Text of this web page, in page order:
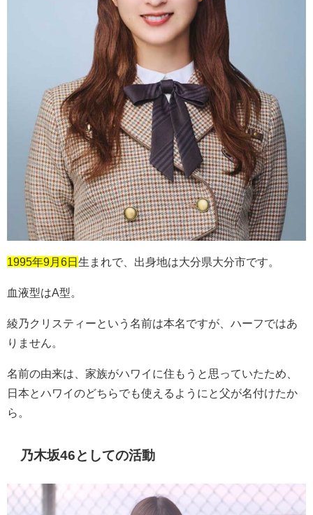
1995年9月6日 生まれで、出身地は大分県大分市です。
血液型はA型。
綾乃クリスティーという名前は本名ですが、ハーフではあ
りません。
名前の由来は、家族がハワイに住もうと思っていたため、
日本とハワイのどちらでも使えるようにと父が名付けたか
ら。
乃木坂46としての活動